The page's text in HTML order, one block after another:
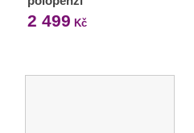
2 499 Kč